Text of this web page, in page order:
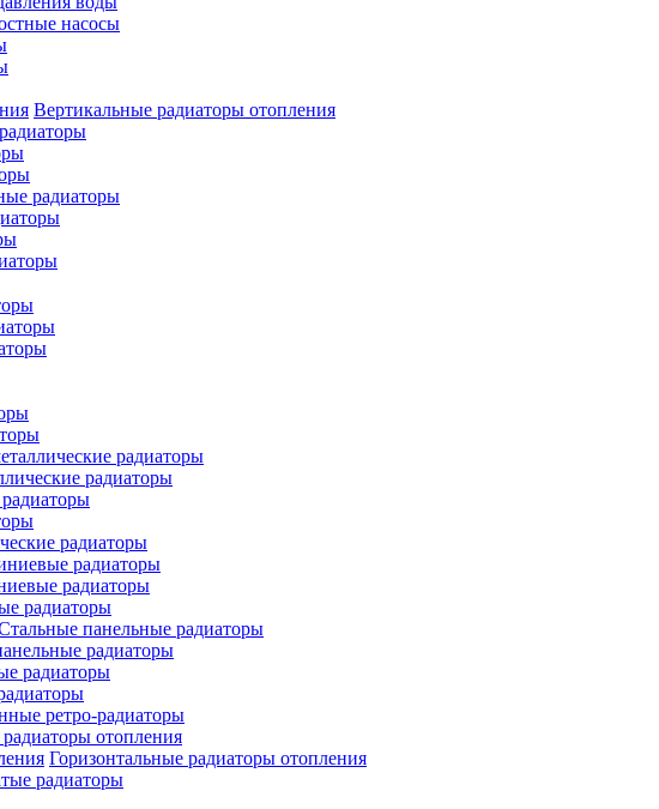
насосы
Вертикальные радиаторы отопления
радиаторы
радиаторы
радиаторы
радиаторы
радиаторы
радиаторы
радиаторы
панельные радиаторы
радиаторы
радиаторы
ретро-радиаторы
отопления
Горизонтальные радиаторы отопления
радиаторы